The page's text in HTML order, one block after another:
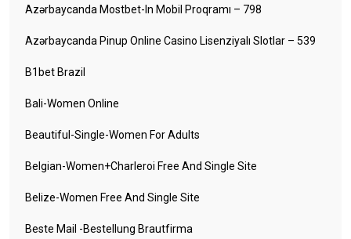
Azərbaycanda Mostbet-In Mobil Proqramı – 798
Azərbaycanda Pinup Online Casino Lisenziyalı Slotlar – 539
B1bet Brazil
Bali-Women Online
Beautiful-Single-Women For Adults
Belgian-Women+charleroi Free And Single Site
Belize-Women Free And Single Site
Beste Mail -Bestellung Brautfirma